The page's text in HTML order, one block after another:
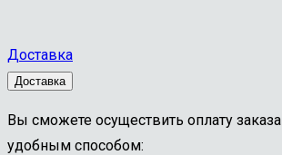
Доставка
Доставка
Вы сможете осуществить оплату
удобным способом: